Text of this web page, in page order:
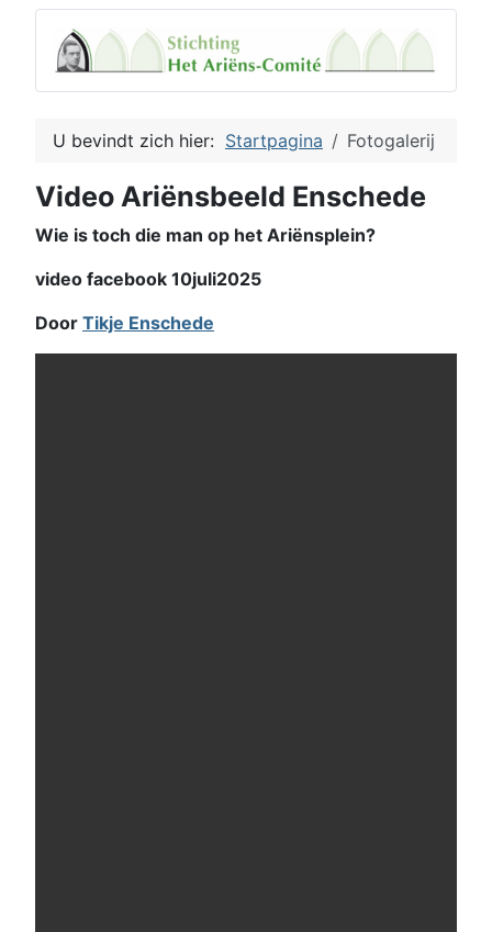
U bevindt zich hier: Startpagina Fotogalerij
Video Ariënsbeeld Enschede
Wie is toch die man op het Ariënsplein?
video facebook 10juli2025
Door Tikje Enschede